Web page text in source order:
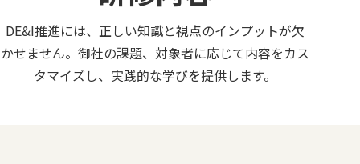
DE&I推進には、正しい知識と視点のインプットが欠
かせません。御社の課題、対象者に応じて内容をカス
タマイズし、実践的な学びを提供します。